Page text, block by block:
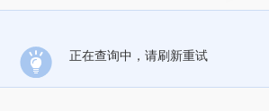
正在查询中，请刷新重试